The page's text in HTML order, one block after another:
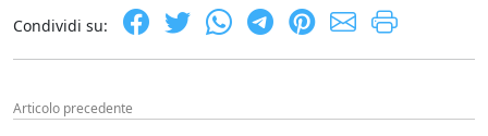
Condividi su:
Articolo precedente